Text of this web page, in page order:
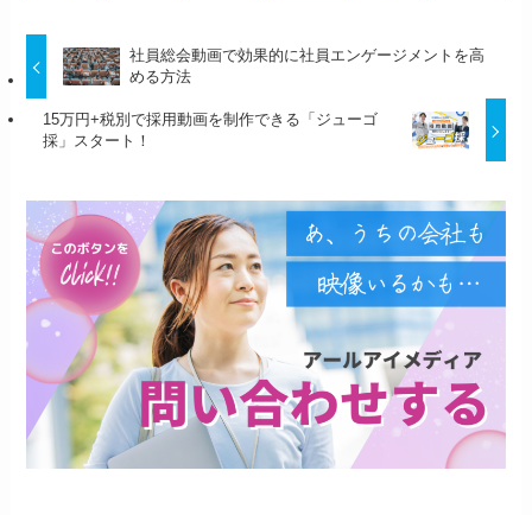
社員総会動画で効果的に社員エンゲージメントを高
める方法
15万円+税別で採用動画を制作できる「ジューゴ
採」スタート！